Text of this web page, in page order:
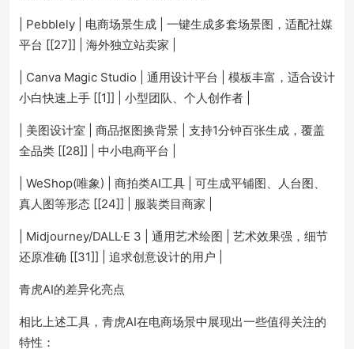
| Pebblely | 电商场景生成 | 一键生成多套场景图，适配社媒
平台 [[27]] | 海外独立站卖家 |
| Canva Magic Studio | 通用设计平台 | 模板丰富，适合设计
小白快速上手 [[1]] | 小型团队、个人创作者 |
| 美图设计室 | 商品抠图换背景 | 支持1分钟百张生成，覆盖
全品类 [[28]] | 中小电商平台 |
| WeShop(唯象) | 商拍类AI工具 | 可生成平铺图、人台图、
真人图等形态 [[24]] | 服装类目商家 |
| Midjourney/DALL·E 3 | 通用艺术绘图 | 艺术效果强，细节
还原准确 [[31]] | 追求创意设计的用户 |
青虎AI的差异化亮点
相比上述工具，青虎AI在电商场景中展现出一些值得关注的
特性：